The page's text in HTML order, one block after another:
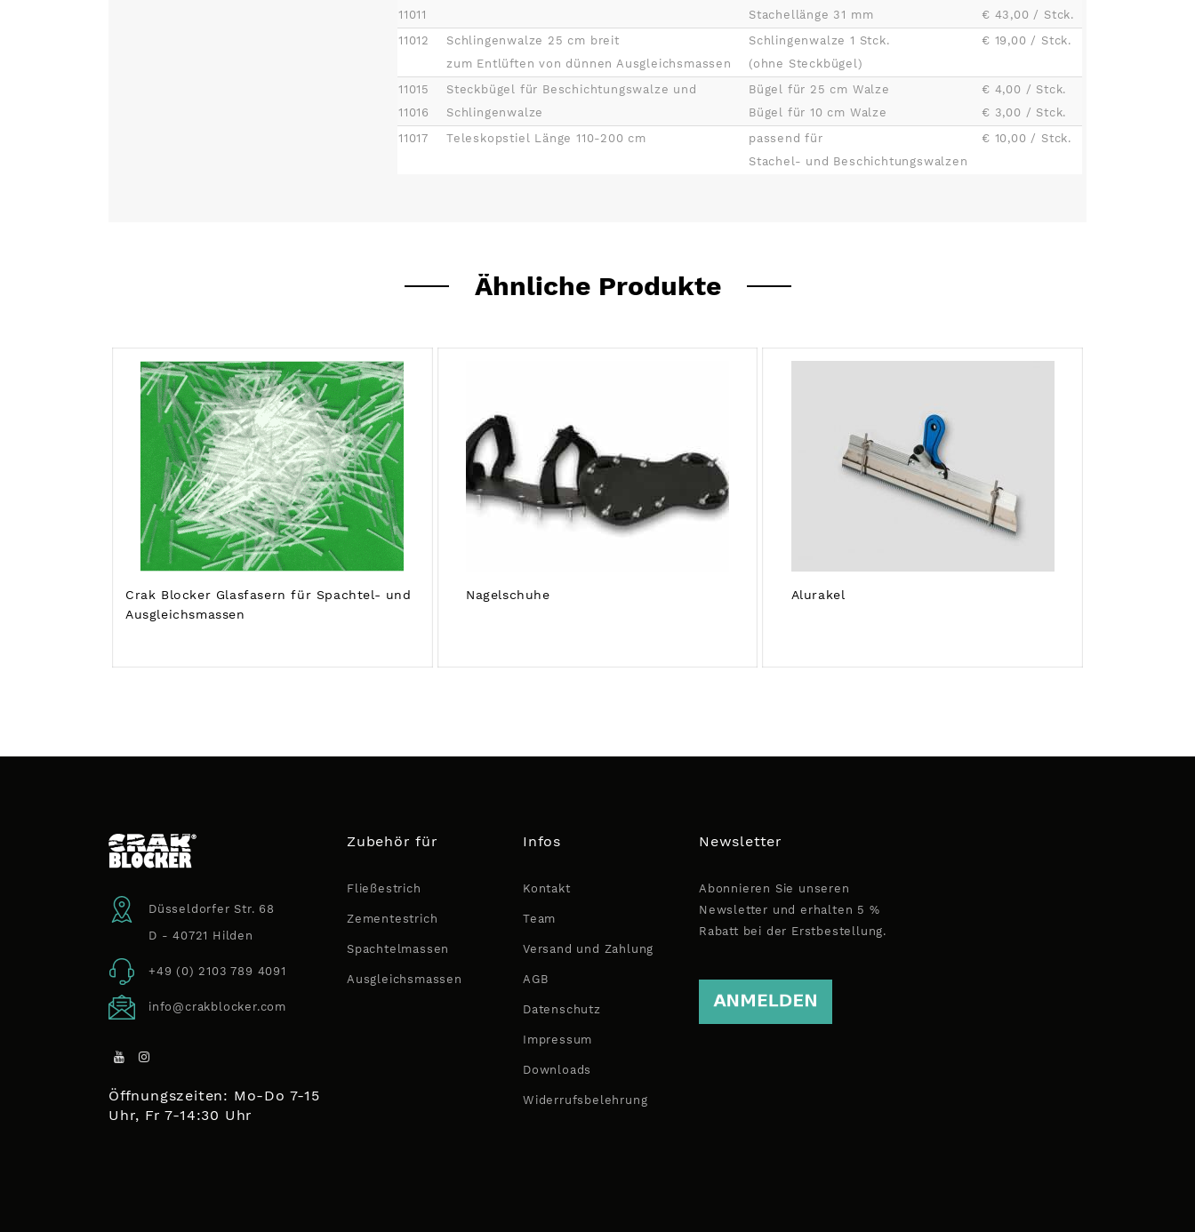
11011
Stachellänge 31 mm
€ 43,00 / Stck.
11012
Schlingenwalze 25 cm breit
zum Entlüften von dünnen Ausgleichsmassen
Schlingenwalze 1 Stck.
(ohne Steckbügel)
€ 19,00 / Stck.
11015
11016
Steckbügel für Beschichtungswalze und
Schlingenwalze
Bügel für 25 cm Walze
Bügel für 10 cm Walze
€ 4,00 / Stck.
€ 3,00 / Stck.
11017
Teleskopstiel Länge 110-200 cm
passend für
Stachel- und Beschichtungswalzen
€ 10,00 / Stck.
Ähnliche Produkte
Crak Blocker Glasfasern für Spachtel- und
Ausgleichsmassen
Nagelschuhe Alurakel
Düsseldorfer Str. 68
D - 40721 Hilden
+49 (0) 2103 789 4091
info@crakblocker.com
Öffnungszeiten: Mo-Do 7-15
Uhr, Fr 7-14:30 Uhr
Zubehör für
Fließestrich
Zementestrich
Spachtelmassen
Ausgleichsmassen
Infos
Kontakt
Team
Versand und Zahlung
AGB
Datenschutz
Impressum
Downloads
Widerrufsbelehrung
Newsletter
Abonnieren Sie unseren
Newsletter und erhalten 5 %
Rabatt bei der Erstbestellung.